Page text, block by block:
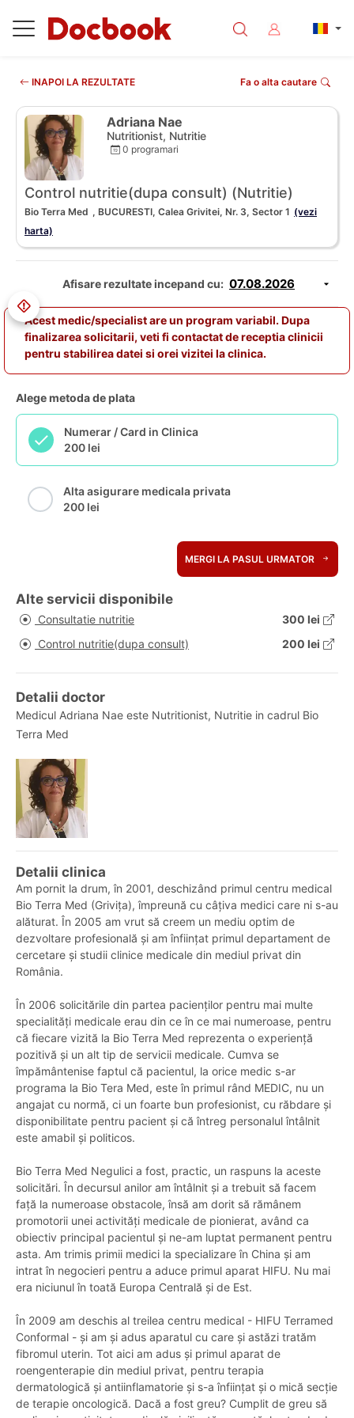
INAPOI LA REZULTATE Fa o alta cautare
Adriana Nae
Nutritionist, Nutritie
0 programari
Control nutritie(dupa consult) (Nutritie)
Bio Terra Med , BUCURESTI, Calea Grivitei, Nr. 3, Sector 1 (vezi
harta)
Afisare rezultate incepand cu:
Acest medic/specialist are un program variabil. Dupa
finalizarea solicitarii, veti fi contactat de receptia clinicii
pentru stabilirea datei si orei vizitei la clinica.
Alege metoda de plata
Numerar / Card in Clinica
200 lei
Alta asigurare medicala privata
200 lei
MERGI LA PASUL URMATOR
Alte servicii disponibile
Consultatie nutritie
300 lei
Control nutritie(dupa consult)
200 lei
Detalii doctor
Medicul Adriana Nae este Nutritionist, Nutritie in cadrul Bio
Terra Med
Detalii clinica
Am pornit la drum, în 2001, deschizând primul centru medical
Bio Terra Med (Grivița), împreună cu câțiva medici care ni s-au
alăturat. În 2005 am vrut să creem un mediu optim de
dezvoltare profesională și am înființat primul departament de
cercetare și studii clinice medicale din mediul privat din
România.
În 2006 solicitările din partea pacienților pentru mai multe
specialități medicale erau din ce în ce mai numeroase, pentru
că fiecare vizită la Bio Terra Med reprezenta o experiență
pozitivă și un alt tip de servicii medicale. Cumva se
împământenise faptul că pacientul, la orice medic s-ar
programa la Bio Tera Med, este în primul rând MEDIC, nu un
angajat cu normă, ci un foarte bun profesionist, cu răbdare și
disponibilitate pentru pacient și că întreg personalul întâlnit
este amabil și politicos.
Bio Terra Med Negulici a fost, practic, un raspuns la aceste
solicitări. În decursul anilor am întâlnit și a trebuit să facem
față la numeroase obstacole, însă am dorit să rămânem
promotorii unei activități medicale de pionierat, având ca
obiectiv principal pacientul și ne-am luptat permanent pentru
asta. Am trimis primii medici la specializare în China și am
intrat în negocieri pentru a aduce primul aparat HIFU. Nu mai
era niciunul în toată Europa Centrală și de Est.
În 2009 am deschis al treilea centru medical - HIFU Terramed
Conformal - și am și adus aparatul cu care și astăzi tratăm
fibromul uterin. Tot aici am adus și primul aparat de
roengenterapie din mediul privat, pentru terapia
dermatologică și antiinflamatorie și s-a înființat și o mică secție
de terapie oncologică. Dacă a fost greu? Cumplit de greu să